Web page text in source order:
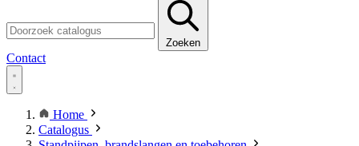
Zoeken
Contact
Home
Catalogus